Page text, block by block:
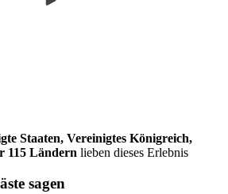
Staaten, Vereinigtes Königreich,
115 Ländern lieben dieses Erlebnis
sagen